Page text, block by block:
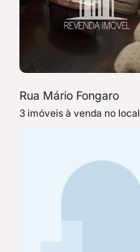
Rua Mário Fongaro
3 imóveis à venda no local